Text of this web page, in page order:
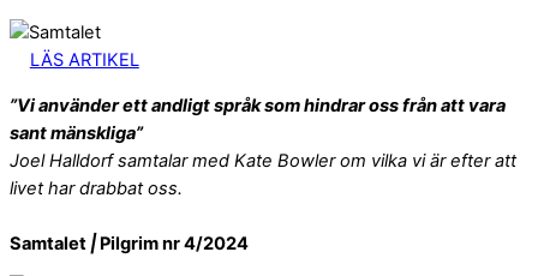
LÄS ARTIKEL
”Vi använder ett andligt språk som hindrar oss från att vara
sant mänskliga”
Joel Halldorf samtalar med Kate Bowler om vilka vi är efter att
livet har drabbat oss.
Samtalet | Pilgrim nr 4/2024